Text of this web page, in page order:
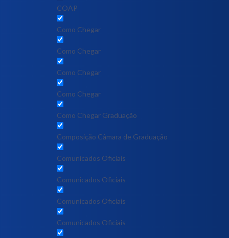
COAP
Como Chegar
Como Chegar
Como Chegar
Como Chegar
Como Chegar Graduação
Composição Câmara de Graduação
Comunicados Oficiais
Comunicados Oficiais
Comunicados Oficiais
Comunicados Oficiais